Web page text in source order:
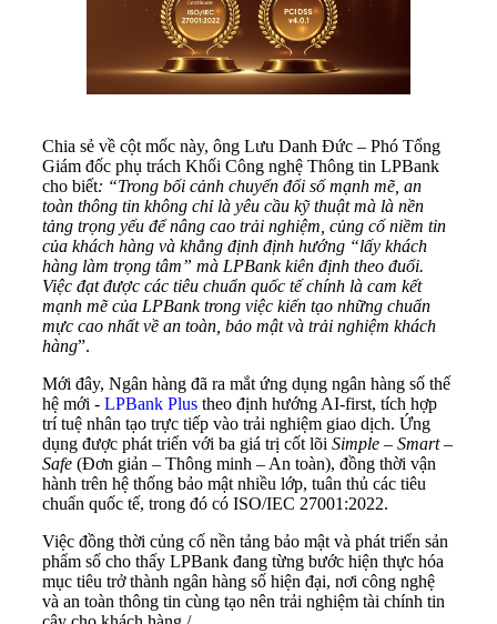
Chia sẻ về cột mốc này, ông Lưu Danh Đức – Phó Tổng
Giám đốc phụ trách Khối Công nghệ Thông tin LPBank
cho biết: “Trong bối cảnh chuyển đổi số mạnh mẽ, an
toàn thông tin không chỉ là yêu cầu kỹ thuật mà là nền
tảng trọng yếu để nâng cao trải nghiệm, củng cố niềm tin
của khách hàng và khẳng định định hướng “lấy khách
hàng làm trọng tâm” mà LPBank kiên định theo đuổi.
Việc đạt được các tiêu chuẩn quốc tế chính là cam kết
mạnh mẽ của LPBank trong việc kiến tạo những chuẩn
mực cao nhất về an toàn, bảo mật và trải nghiệm khách
hàng”.
Mới đây, Ngân hàng đã ra mắt ứng dụng ngân hàng số thế
hệ mới - LPBank Plus theo định hướng AI-first, tích hợp
trí tuệ nhân tạo trực tiếp vào trải nghiệm giao dịch. Ứng
dụng được phát triển với ba giá trị cốt lõi Simple – Smart –
Safe (Đơn giản – Thông minh – An toàn), đồng thời vận
hành trên hệ thống bảo mật nhiều lớp, tuân thủ các tiêu
chuẩn quốc tế, trong đó có ISO/IEC 27001:2022.
Việc đồng thời củng cố nền tảng bảo mật và phát triển sản
phẩm số cho thấy LPBank đang từng bước hiện thực hóa
mục tiêu trở thành ngân hàng số hiện đại, nơi công nghệ
và an toàn thông tin cùng tạo nên trải nghiệm tài chính tin